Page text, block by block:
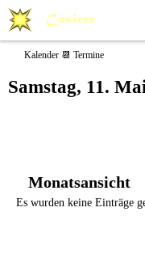
Kalender 📆 Termine
Samstag, 11.
Monatsansicht
Es wurden keine Einträge